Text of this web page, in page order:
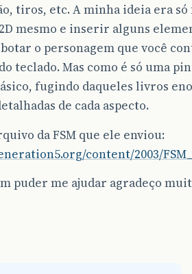
tiros, etc. A minha ideia era
mesmo e inserir alguns
o personagem que você
teclado. Mas como é só uma
fugindo daqueles livros
de cada aspecto.
da FSM que ele enviou:
content/2003/
puder me ajudar agradeço